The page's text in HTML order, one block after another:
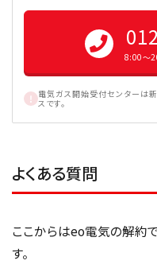
8:00〜
電気ガス開始受付センターは
スです。
よくある質問
ここからはeo電気の解約
す。